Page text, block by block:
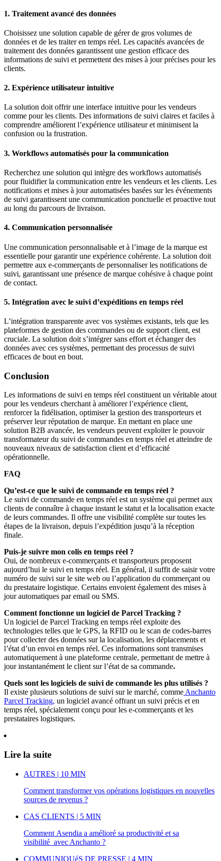
1. Traitement avancé des données
Choisissez une solution capable de gérer de gros volumes de
données et de les traiter en temps réel. Les capacités avancées de
traitement des données garantissent une gestion efficace des
informations de suivi et permettent des mises à jour précises pour les
clients.
2. Expérience utilisateur intuitive
La solution doit offrir une interface intuitive pour les vendeurs
comme pour les clients. Des informations de suivi claires et faciles à
comprendre améliorent l’expérience utilisateur et minimisent la
confusion ou la frustration.
3. Workflows automatisés pour la communication
Recherchez une solution qui intègre des workflows automatisés
pour fluidifier la communication entre les vendeurs et les clients. Les
notifications et mises à jour automatisées basées sur les événements
de suivi garantissent une communication ponctuelle et proactive tout
au long du parcours de livraison.
4. Communication personnalisée
Une communication personnalisable et à l’image de la marque est
essentielle pour garantir une expérience cohérente. La solution doit
permettre aux e-commerçants de personnaliser les notifications de
suivi, garantissant une présence de marque cohésive à chaque point
de contact.
5. Intégration avec le suivi d’expéditions en temps réel
L’intégration transparente avec vos systèmes existants, tels que les
plateformes de gestion des commandes ou de support client, est
cruciale. La solution doit s’intégrer sans effort et échanger des
données avec ces systèmes, permettant des processus de suivi
efficaces de bout en bout.
Conclusion
Les informations de suivi en temps réel constituent un véritable atout
pour les vendeurs cherchant à améliorer l’expérience client,
renforcer la fidélisation, optimiser la gestion des transporteurs et
préserver leur réputation de marque. En mettant en place une
solution B2B avancée, les vendeurs peuvent exploiter le pouvoir
transformateur du suivi de commandes en temps réel et atteindre de
nouveaux niveaux de satisfaction client et d’efficacité
opérationnelle.
FAQ
Qu’est-ce que le suivi de commande en temps réel ?
Le suivi de commande en temps réel est un système qui permet aux
clients de connaître à chaque instant le statut et la localisation exacte
de leurs commandes. Il offre une visibilité complète sur toutes les
étapes de la livraison, depuis l’expédition jusqu’à la réception
finale.
Puis-je suivre mon colis en temps réel ?
Oui, de nombreux e-commerçants et transporteurs proposent
aujourd’hui le suivi en temps réel. En général, il suffit de saisir votre
numéro de suivi sur le site web ou l’application du commerçant ou
du prestataire logistique. Certains envoient également des mises à
jour automatiques par email ou SMS.
Comment fonctionne un logiciel de Parcel Tracking ?
Un logiciel de Parcel Tracking en temps réel exploite des
technologies telles que le GPS, la RFID ou le scan de codes-barres
pour collecter des données sur la localisation, les déplacements et
l’état d’un envoi en temps réel. Ces informations sont transmises
automatiquement à une plateforme centrale, permettant de mettre à
jour instantanément le client sur l’état de sa commande.
Quels sont les logiciels de suivi de commande les plus utilisés ?
Il existe plusieurs solutions de suivi sur le marché, commeAnchanto
Parcel Tracking, un logiciel avancé offrant un suivi précis et en
temps réel, spécialement conçu pour les e-commerçants et les
prestataires logistiques.
Lire la suite
AUTRES | 10 MIN
Comment transformer vos opérations logistiques en nouvelles
sources de revenus ?
CAS CLIENTS | 5 MIN
Comment Asendia a amélioré sa productivité et sa
visibilité avec Anchanto ?
COMMUNIQUéS DE PRESSE | 4 MIN